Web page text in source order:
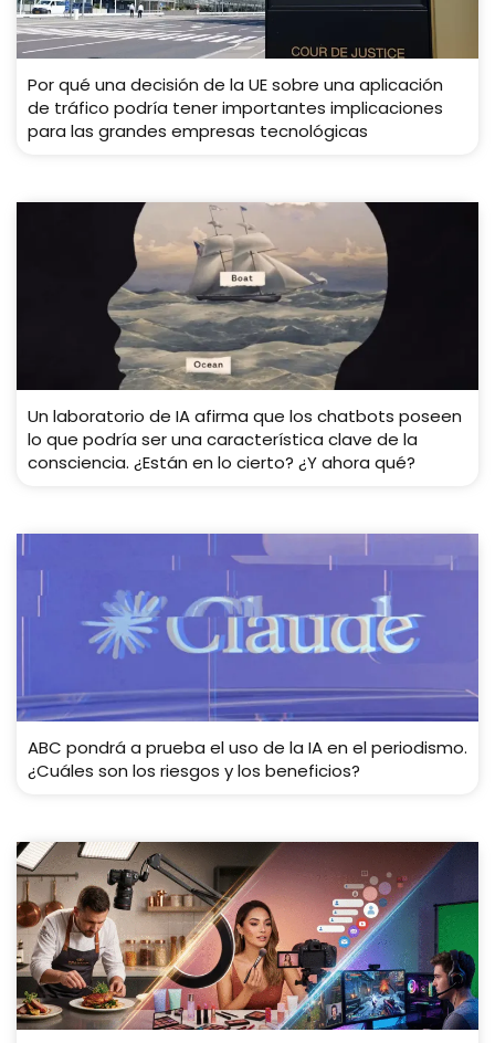
Por qué una decisión de la UE sobre una aplicación
de tráfico podría tener importantes implicaciones
para las grandes empresas tecnológicas
Un laboratorio de IA afirma que los chatbots poseen
lo que podría ser una característica clave de la
consciencia. ¿Están en lo cierto? ¿Y ahora qué?
ABC pondrá a prueba el uso de la IA en el periodismo.
¿Cuáles son los riesgos y los beneficios?